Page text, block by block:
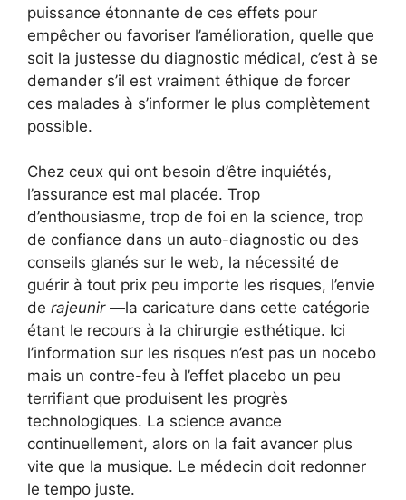
puissance étonnante de ces effets pour
empêcher ou favoriser l’amélioration, quelle que
soit la justesse du diagnostic médical, c’est à se
demander s’il est vraiment éthique de forcer
ces malades à s’informer le plus complètement
possible.
Chez ceux qui ont besoin d’être inquiétés,
l’assurance est mal placée. Trop
d’enthousiasme, trop de foi en la science, trop
de confiance dans un auto-diagnostic ou des
conseils glanés sur le web, la nécessité de
guérir à tout prix peu importe les risques, l’envie
de rajeunir—la caricature dans cette catégorie
étant le recours à la chirurgie esthétique. Ici
l’information sur les risques n’est pas un nocebo
mais un contre-feu à l’effet placebo un peu
terrifiant que produisent les progrès
technologiques. La science avance
continuellement, alors on la fait avancer plus
vite que la musique. Le médecin doit redonner
le tempo juste.